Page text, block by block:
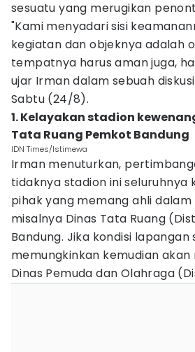
sesuatu yang merugikan
"Kami menyadari sisi
kegiatan dan objeknya adalah
tempatnya harus aman juga,
ujar Irman dalam sebuah
Sabtu (24/8).
1. Kelayakan stadion
Tata Ruang Pemkot Bandung
IDN Times/Istimewa
Irman menuturkan,
tidaknya stadion ini seluruhnya
pihak yang memang ahli dalam
misalnya Dinas Tata Ruang
Bandung. Jika kondisi lapangan
memungkinkan kemudian akan
Dinas Pemuda dan Olahraga